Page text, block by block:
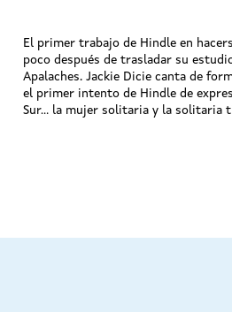
El primer trabajo de Hindle en
poco después de trasladar su
Apalaches. Jackie Dicie canta de
el primer intento de Hindle de
Sur... la mujer solitaria y la solitaria